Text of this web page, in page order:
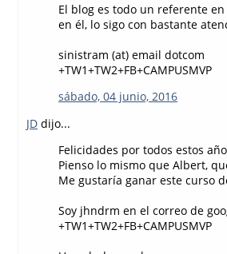
El blog es todo un referente
en él, lo sigo con bastante
sinistram (at) email dotcom
+TW1+TW2+FB+CAMPUSMVP
sábado, 04 junio, 2016
JD dijo...
Felicidades por todos estos
Pienso lo mismo que Albert,
Me gustaría ganar este curso
Soy jhndrm en el correo de
+TW1+TW2+FB+CAMPUSMVP